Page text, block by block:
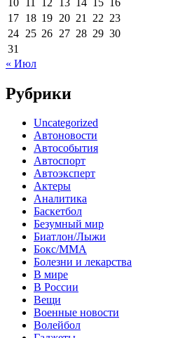
17 18 19 20 21 22 23
24 25 26 27 28 29 30
31
« Июл
Рубрики
Uncategorized
Автоновости
Автособытия
Автоспорт
Автоэксперт
Актеры
Аналитика
Баскетбол
Безумный мир
Биатлон/Лыжи
Бокс/MMA
Болезни и лекарства
В мире
В России
Вещи
Военные новости
Волейбол